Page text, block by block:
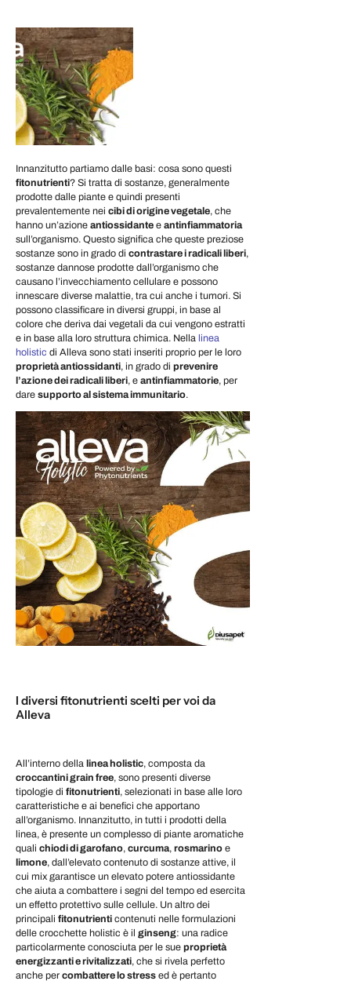
Innanzitutto partiamo dalle basi: cosa sono questi
fitonutrienti? Si tratta di sostanze, generalmente
prodotte dalle piante e quindi presenti
prevalentemente nei cibi di origine vegetale, che
hanno un’azione antiossidante e antinfiammatoria
sull’organismo. Questo significa che queste preziose
sostanze sono in grado di contrastare i radicali liberi,
sostanze dannose prodotte dall’organismo che
causano l’invecchiamento cellulare e possono
innescare diverse malattie, tra cui anche i tumori. Si
possono classificare in diversi gruppi, in base al
colore che deriva dai vegetali da cui vengono estratti
e in base alla loro struttura chimica. Nella linea
holistic di Alleva sono stati inseriti proprio per le loro
proprietà antiossidanti, in grado di prevenire
l’azione dei radicali liberi, e antinfiammatorie, per
dare supporto al sistema immunitario.
I diversi fitonutrienti scelti per voi da
Alleva
All’interno della linea holistic, composta da
croccantini grain free, sono presenti diverse
tipologie di fitonutrienti, selezionati in base alle loro
caratteristiche e ai benefici che apportano
all’organismo. Innanzitutto, in tutti i prodotti della
linea, è presente un complesso di piante aromatiche
quali chiodi di garofano, curcuma, rosmarino e
limone, dall’elevato contenuto di sostanze attive, il
cui mix garantisce un elevato potere antiossidante
che aiuta a combattere i segni del tempo ed esercita
un effetto protettivo sulle cellule. Un altro dei
principali fitonutrienti contenuti nelle formulazioni
delle crocchette holistic è il ginseng: una radice
particolarmente conosciuta per le sue proprietà
energizzanti e rivitalizzati, che si rivela perfetto
anche per combattere lo stress ed è pertanto